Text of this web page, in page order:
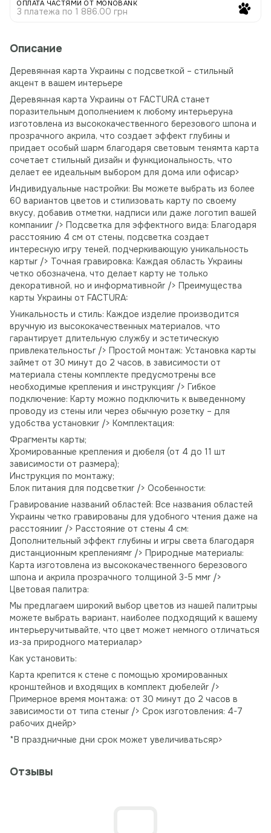
ОПЛАТА ЧАСТЯМИ ОТ MONOBANK
3 платежа по 1 886.00 грн
Описание
Деревянная карта Украины с подсветкой – стильный
акцент в вашем интерьере
Деревянная карта Украины от FACTURA станет
поразительным дополнением к любому интерьеруна
изготовлена ​​из высококачественного березового шпона и
прозрачного акрила, что создает эффект глубины и
придает особый шарм благодаря световым тенямта карта
сочетает стильный дизайн и функциональность, что
делает ее идеальным выбором для дома или офисаp>
Индивидуальные настройки: Вы можете выбрать из более
60 вариантов цветов и стилизовать карту по своему
вкусу, добавив отметки, надписи или даже логотип вашей
компанииr /> Подсветка для эффектного вида: Благодаря
расстоянию 4 см от стены, подсветка создает
интересную игру теней, подчеркивающую уникальность
картыr /> Точная гравировка: Каждая область Украины
четко обозначена, что делает карту не только
декоративной, но и информативнойr /> Преимущества
карты Украины от FACTURA:
Уникальность и стиль: Каждое изделие производится
вручную из высококачественных материалов, что
гарантирует длительную службу и эстетическую
привлекательностьr /> Простой монтаж: Установка карты
займет от 30 минут до 2 часов, в зависимости от
материала стены комплекте предусмотрены все
необходимые крепления и инструкцияr /> Гибкое
подключение: Карту можно подключить к выведенному
проводу из стены или через обычную розетку – для
удобства установкиr /> Комплектация:
Фрагменты карты;
Хромированные крепления и дюбеля (от 4 до 11 шт
зависимости от размера);
Инструкция по монтажу;
Блок питания для подсветкиr /> Особенности:
Гравирование названий областей: Все названия областей
Украины четко гравированы для удобного чтения даже на
расстоянииr /> Расстояние от стены 4 см:
Дополнительный эффект глубины и игры света благодаря
дистанционным креплениямr /> Природные материалы:
Карта изготовлена ​​из высококачественного березового
шпона и акрила прозрачного толщиной 3-5 ммr />
Цветовая палитра:
Мы предлагаем широкий выбор цветов из нашей палитрыы
можете выбрать вариант, наиболее подходящий к вашему
интерьеручитывайте, что цвет может немного отличаться
из-за природного материалаp>
Как установить:
Карта крепится к стене с помощью хромированных
кронштейнов и входящих в комплект дюбелейr />
Примерное время монтажа: от 30 минут до 2 часов в
зависимости от типа стеныr /> Срок изготовления: 4-7
рабочих днейp>
*В праздничные дни срок может увеличиватьсяp>
Отзывы